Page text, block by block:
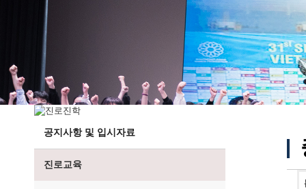
교직원현황
학생현황
위치/전화
전경사진
공지사항 및 입시자료
진로교육